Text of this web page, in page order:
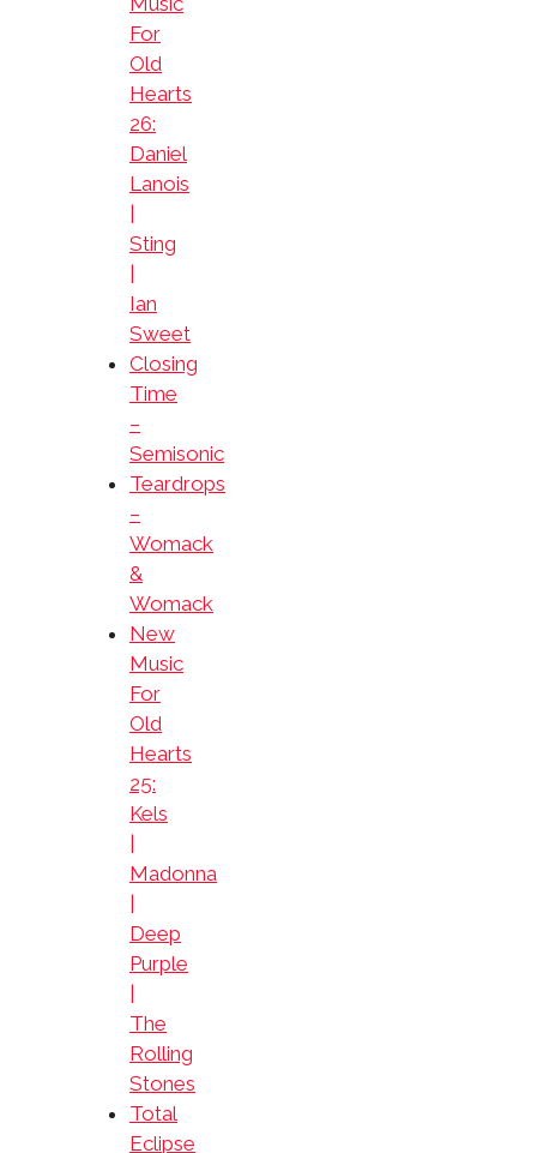
For
Old
Hearts
26:
Daniel
Lanois
Sting
Ian
Sweet
Closing
Time
–
Semisonic
Teardrops
–
Womack
&
Womack
New
Music
For
Old
Hearts
25:
Kels
Madonna
Deep
Purple
The
Rolling
Stones
Total
Eclipse